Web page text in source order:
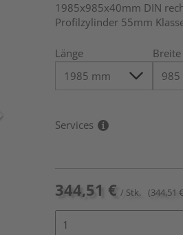
1985x985x40mm DIN
Profilzylinder 55mm
Länge Breite
Services
344,51 € / Stk. (344,51